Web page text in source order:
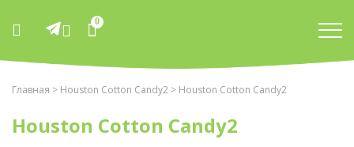
0
Главная > Houston Cotton Candy2 > Houston Cotton Candy2
Houston Cotton Candy2